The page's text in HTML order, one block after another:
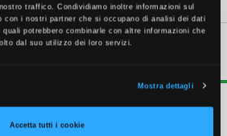
traffico. Condividiamo inoltre informazioni sul
i nostri partner che si occupano di analisi dei dati
potrebbero combinarle con altre informazioni che
dal suo utilizzo dei loro servizi.
Mostra dettagli
Accetta tutti i cookie